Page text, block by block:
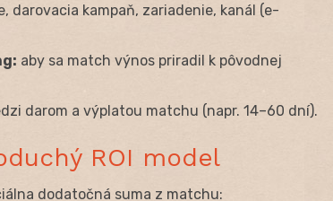
darovacia kampaň, zariadenie, kanál (e-
aby sa match výnos priradil k pôvodnej
darom a výplatou matchu (napr. 14–60 dní).
ROI model
dodatočná suma z matchu: